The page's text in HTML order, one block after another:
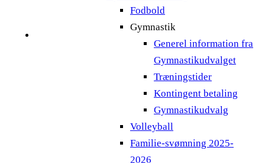
Fodbold
Gymnastik
Generel information fra
Gymnastikudvalget
Træningstider
Kontingent betaling
Gymnastikudvalg
Volleyball
Familie-svømning 2025-
2026